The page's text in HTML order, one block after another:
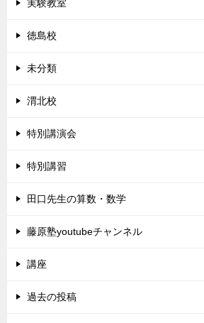
実験教室
徳島校
未分類
渭北校
特別講演会
特別講習
田口先生の算数・数学
藤原塾youtubeチャンネル
講座
過去の投稿